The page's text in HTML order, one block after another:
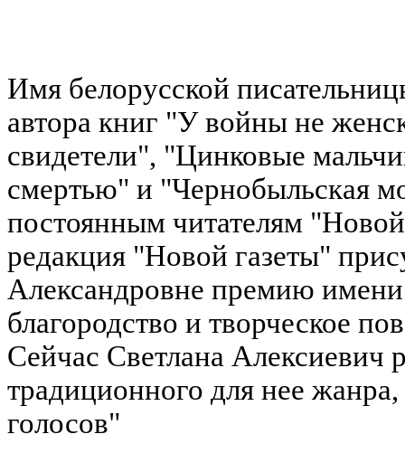
Имя белорусской
автора книг "У войны не
свидетели", "Цинковые
смертью" и "Чернобыльская
постоянным читателям
редакция "Новой газеты"
Александровне премию
благородство и творческое
Сейчас Светлана Алексиевич
традиционного для нее
голосов"